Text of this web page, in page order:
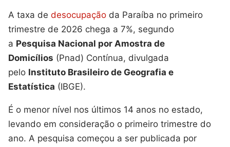
A taxa de desocupação da Paraíba no primeiro
trimestre de 2026 chega a 7%, segundo
a Pesquisa Nacional por Amostra de
Domicílios (Pnad) Contínua, divulgada
pelo Instituto Brasileiro de Geografia e
Estatística (IBGE).
É o menor nível nos últimos 14 anos no estado,
levando em consideração o primeiro trimestre do
ano. A pesquisa começou a ser publicada por